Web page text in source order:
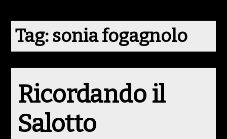
Tag: sonia fogagnolo
Ricordando il
Salotto